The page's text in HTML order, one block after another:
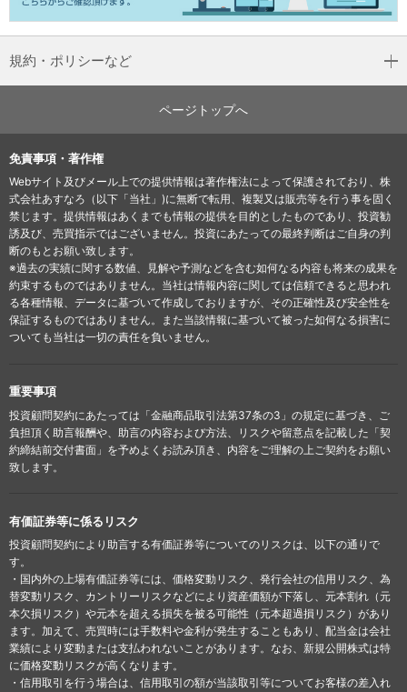
規約・ポリシーなど
ページトップへ
免責事項・著作権
Webサイト及びメール上での提供情報は著作権法によって保護されており、株
式会社あすなろ（以下「当社」)に無断で転用、複製又は販売等を行う事を固く
禁じます。提供情報はあくまでも情報の提供を目的としたものであり、投資勧
誘及び、売買指示ではございません。投資にあたっての最終判断はご自身の判
断のもとお願い致します。
※過去の実績に関する数値、見解や予測などを含む如何なる内容も将来の成果を
約束するものではありません。当社は情報内容に関しては信頼できると思われ
る各種情報、データに基づいて作成しておりますが、その正確性及び安全性を
保証するものではありません。また当該情報に基づいて被った如何なる損害に
ついても当社は一切の責任を負いません。
重要事項
投資顧問契約にあたっては「金融商品取引法第37条の3」の規定に基づき、ご
負担頂く助言報酬や、助言の内容および方法、リスクや留意点を記載した「契
約締結前交付書面」を予めよくお読み頂き、内容をご理解の上ご契約をお願い
致します。
有価証券等に係るリスク
投資顧問契約により助言する有価証券等についてのリスクは、以下の通りで
す。
・国内外の上場有価証券等には、価格変動リスク、発行会社の信用リスク、為
替変動リスク、カントリーリスクなどにより資産価額が下落し、元本割れ（元
本欠損リスク）や元本を超える損失を被る可能性（元本超過損リスク）があり
ます。加えて、売買時には手数料や金利が発生することもあり、配当金は会社
業績により変動または支払われないことがあります。なお、新規公開株式は特
に価格変動リスクが高くなります。
・信用取引を行う場合は、信用取引の額が当該取引等についてお客様の差入れ